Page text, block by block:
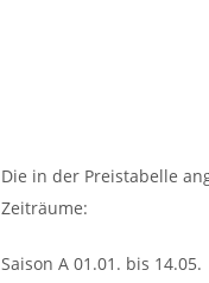
Die in der Preistabelle
Zeiträume:
Saison A 01.01. bis 14.05.